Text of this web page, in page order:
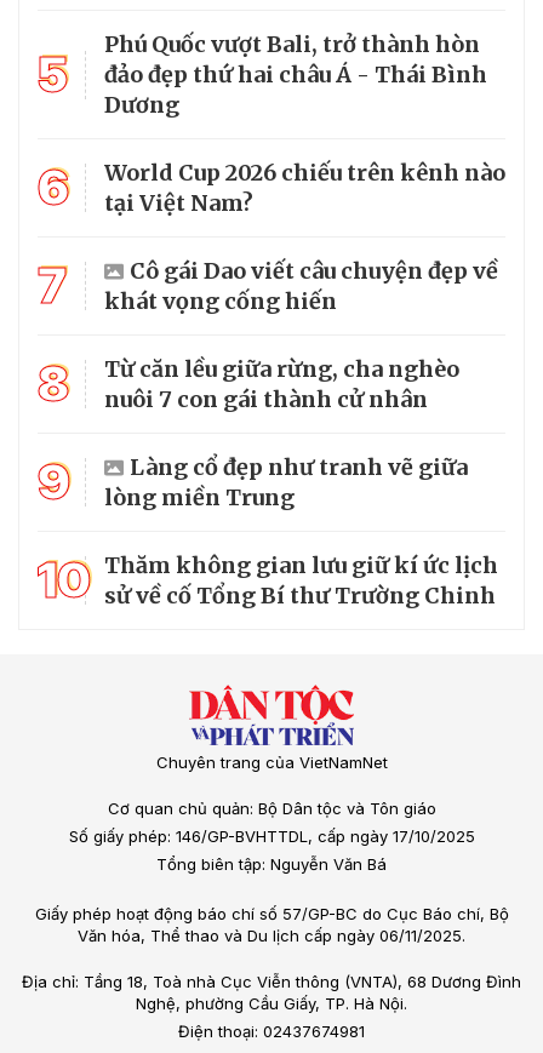
5
Phú Quốc vượt Bali, trở thành hòn
đảo đẹp thứ hai châu Á - Thái Bình
Dương
6
World Cup 2026 chiếu trên kênh nào
tại Việt Nam?
7
Cô gái Dao viết câu chuyện đẹp về
khát vọng cống hiến
8
Từ căn lều giữa rừng, cha nghèo
nuôi 7 con gái thành cử nhân
9
Làng cổ đẹp như tranh vẽ giữa
lòng miền Trung
10 Thăm không gian lưu giữ kí ức lịch
sử về cố Tổng Bí thư Trường Chinh
Chuyên trang của VietNamNet
Cơ quan chủ quản: Bộ Dân tộc và Tôn giáo
Số giấy phép: 146/GP-BVHTTDL, cấp ngày 17/10/2025
Tổng biên tập: Nguyễn Văn Bá
Giấy phép hoạt động báo chí số 57/GP-BC do Cục Báo chí, Bộ
Văn hóa, Thể thao và Du lịch cấp ngày 06/11/2025.
Địa chỉ: Tầng 18, Toà nhà Cục Viễn thông (VNTA), 68 Dương Đình
Nghệ, phường Cầu Giấy, TP. Hà Nội.
Điện thoại: 02437674981